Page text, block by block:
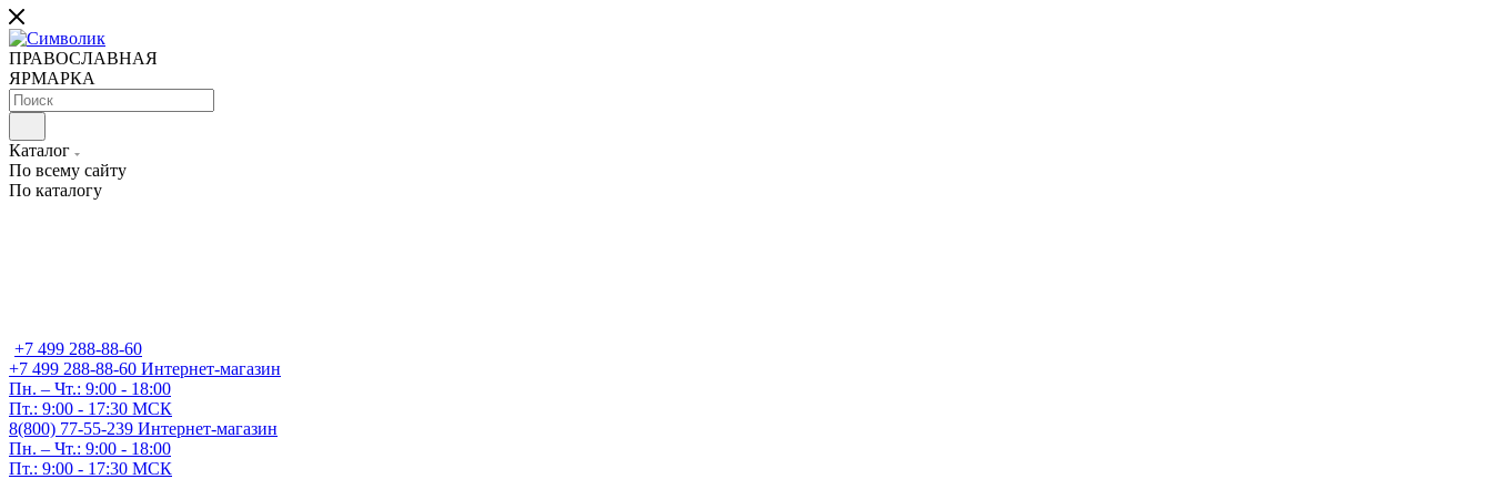
ПРАВОСЛАВНАЯ
ЯРМАРКА
Каталог
По всему сайту
По каталогу
+7 499 288-88-60
+7 499 288-88-60 Интернет-магазин
Пн. – Чт.: 9:00 - 18:00
Пт.: 9:00 - 17:30 МСК
8(800) 77-55-239 Интернет-магазин
Пн. – Чт.: 9:00 - 18:00
Пт.: 9:00 - 17:30 МСК